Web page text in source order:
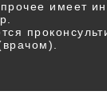
имеет